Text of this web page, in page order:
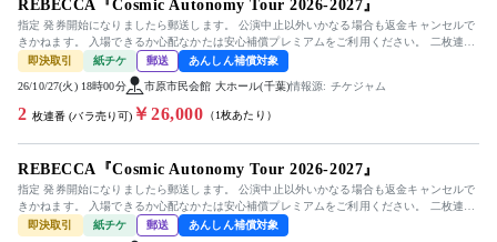
REBECCA『Cosmic Autonomy Tour 2026-2027』
指定 発券開始になりましたら郵送します。 公演中止以外いかなる場合も返金キャンセルで
きかねます。 入場できるか心配なかたは安心補償プレミアムをご利用ください。 二枚連番
の場合は発券番号のお知らせ...
即決取引 紙チケ 郵送 あんしん補償対象
26/10/27(火) 18時00分 市原市民会館 大ホール(千葉)情報源: チケジャム
2 枚連番 (バラ売り可) ￥26,000 （1枚あたり）
REBECCA『Cosmic Autonomy Tour 2026-2027』
指定 発券開始になりましたら郵送します。 公演中止以外いかなる場合も返金キャンセルで
きかねます。 入場できるか心配なかたは安心補償プレミアムをご利用ください。 二枚連番
の場合は発券番号のお知らせ...
即決取引 紙チケ 郵送 あんしん補償対象